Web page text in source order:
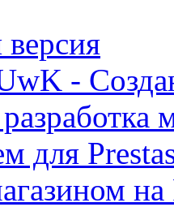
-
для
на